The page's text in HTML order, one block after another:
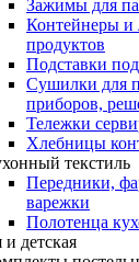
Зажимы для
Контейнеры и
продуктов
Подставки
Сушилки для
приборов,
Тележки
Хлебницы
текстиль
Передники,
варежки
Полотенца
детская